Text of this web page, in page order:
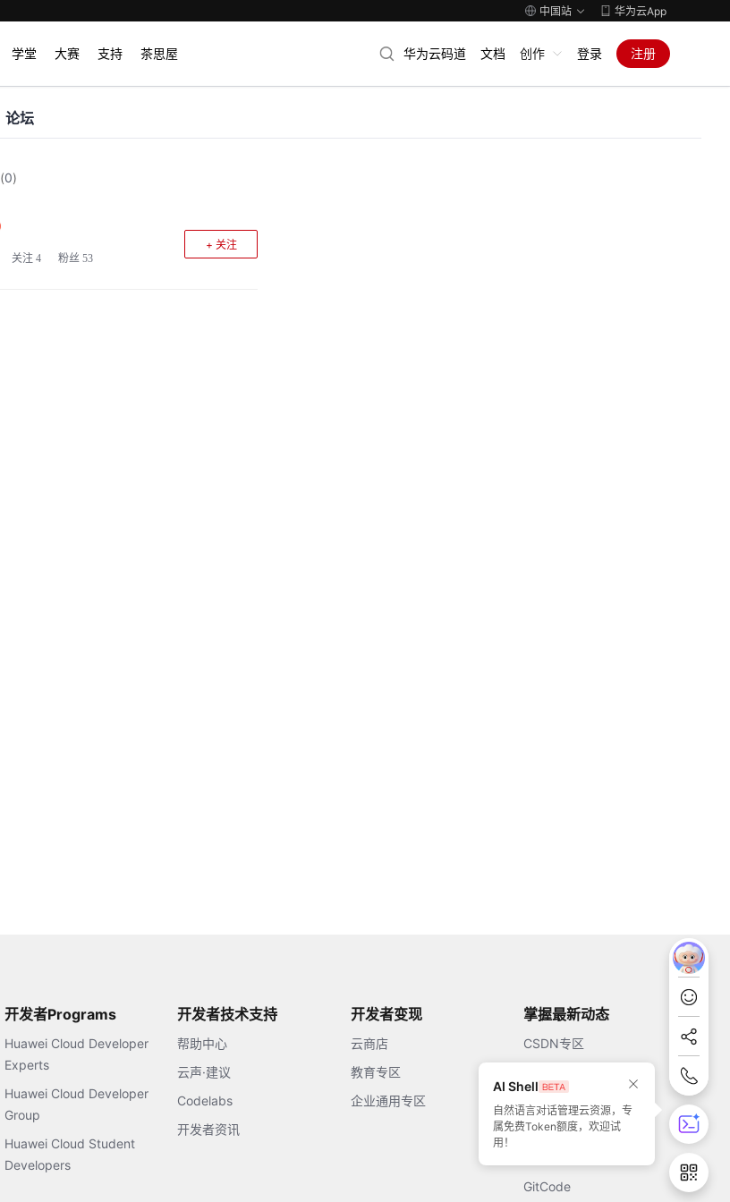
中国站 华为云App
学堂 大赛 支持 茶思屋 华为云码道 文档 创作 登录 注册
论坛
(0)
关注 4 粉丝 53
+ 关注
开发者Programs
Huawei Cloud Developer
Experts
Huawei Cloud Developer
Group
Huawei Cloud Student
Developers
开发者技术支持
帮助中心
云声·建议
Codelabs
开发者资讯
开发者变现
云商店
教育专区
企业通用专区
掌握最新动态
CSDN专区
51CTO
GitCode
AI Shell
自然语言对话管理云资源，专
属免费Token额度，欢迎试
用！